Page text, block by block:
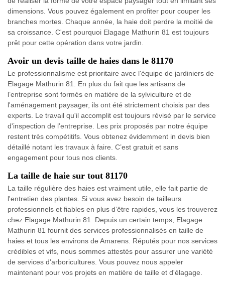
dimensions. Vous pouvez également en profiter pour couper les
branches mortes. Chaque année, la haie doit perdre la moitié de
sa croissance. C'est pourquoi Elagage Mathurin 81 est toujours
prêt pour cette opération dans votre jardin.
Avoir un devis taille de haies dans le 81170
Le professionnalisme est prioritaire avec l'équipe de jardiniers de
Elagage Mathurin 81. En plus du fait que les artisans de
l’entreprise sont formés en matière de la sylviculture et de
l'aménagement paysager, ils ont été strictement choisis par des
experts. Le travail qu'il accomplit est toujours révisé par le service
d'inspection de l’entreprise. Les prix proposés par notre équipe
restent très compétitifs. Vous obtenez évidemment in devis bien
détaillé notant les travaux à faire. C’est gratuit et sans
engagement pour tous nos clients.
La taille de haie sur tout 81170
La taille régulière des haies est vraiment utile, elle fait partie de
l'entretien des plantes. Si vous avez besoin de tailleurs
professionnels et fiables en plus d’être rapides, vous les trouverez
chez Elagage Mathurin 81. Depuis un certain temps, Elagage
Mathurin 81 fournit des services professionnalisés en taille de
haies et tous les environs de Amarens. Réputés pour nos services
crédibles et vifs, nous sommes attestés pour assurer une variété
de services d'arboricultures. Vous pouvez nous appeler
maintenant pour vos projets en matière de taille et d'élagage.